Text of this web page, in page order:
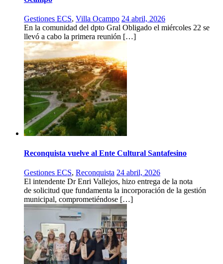
Gestiones ECS, Villa Ocampo 24 abril, 2026
En la comunidad del dpto Gral Obligado el miércoles 22 se
llevó a cabo la primera reunión […]
Reconquista vuelve al Ente Cultural Santafesino
Gestiones ECS, Reconquista 24 abril, 2026
El intendente Dr Enri Vallejos, hizo entrega de la nota
de solicitud que fundamenta la incorporación de la gestión
municipal, comprometiéndose […]